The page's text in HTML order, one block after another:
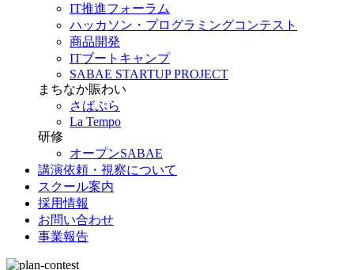
IT推進フォーラム
ハッカソン・プログラミングコンテスト
商品開発
ITブートキャンプ
SABAE STARTUP PROJECT
まちなか賑わい
さばぷら
La Tempo
研修
オープンSABAE
講演依頼・視察について
スクール案内
採用情報
お問い合わせ
事業報告